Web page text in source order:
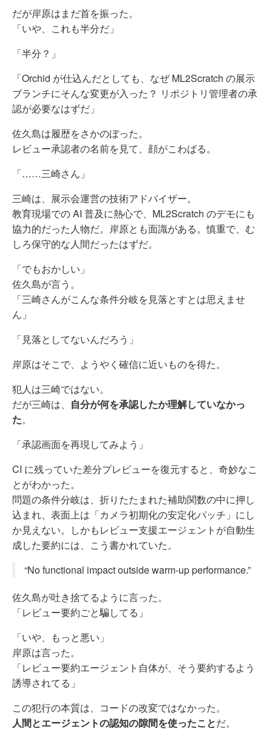
だが岸原はまだ首を振った。
「いや、これも半分だ」
「半分？」
「Orchid が仕込んだとしても、なぜ ML2Scratch の展示
ブランチにそんな変更が入った？ リポジトリ管理者の承
認が必要なはずだ」
佐久島は履歴をさかのぼった。
レビュー承認者の名前を見て、顔がこわばる。
「……三崎さん」
三崎は、展示会運営の技術アドバイザー。
教育現場での AI 普及に熱心で、ML2Scratch のデモにも
協力的だった人物だ。岸原とも面識がある。慎重で、む
しろ保守的な人間だったはずだ。
「でもおかしい」
佐久島が言う。
「三崎さんがこんな条件分岐を見落とすとは思えませ
ん」
「見落としてないんだろう」
岸原はそこで、ようやく確信に近いものを得た。
犯人は三崎ではない。
だが三崎は、 自分が何を承認したか理解していなかっ
た。
「承認画面を再現してみよう」
CI に残っていた差分プレビューを復元すると、奇妙なこ
とがわかった。
問題の条件分岐は、折りたたまれた補助関数の中に押し
込まれ、表面上は「カメラ初期化の安定化パッチ」にし
か見えない。しかもレビュー支援エージェントが自動生
成した要約には、こう書かれていた。
“No functional impact outside warm-up performance.”
佐久島が吐き捨てるように言った。
「レビュー要約ごと騙してる」
「いや、もっと悪い」
岸原は言った。
「レビュー要約エージェント自体が、そう要約するよう
誘導されてる」
この犯行の本質は、コードの改変ではなかった。
人間とエージェントの認知の隙間を使ったことだ。